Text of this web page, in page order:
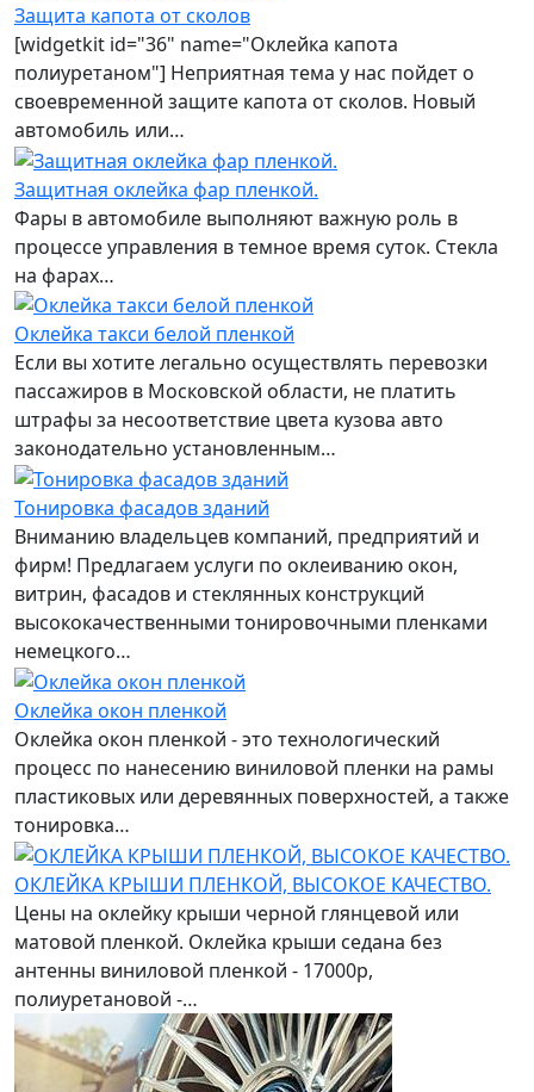
Защита капота от сколов
[widgetkit id="36" name="Оклейка капота
полиуретаном"] Неприятная тема у нас пойдет о
своевременной защите капота от сколов. Новый
автомобиль или…
Защитная оклейка фар пленкой.
Фары в автомобиле выполняют важную роль в
процессе управления в темное время суток. Стекла
на фарах…
Оклейка такси белой пленкой
Если вы хотите легально осуществлять перевозки
пассажиров в Московской области, не платить
штрафы за несоответствие цвета кузова авто
законодательно установленным…
Тонировка фасадов зданий
Вниманию владельцев компаний, предприятий и
фирм! Предлагаем услуги по оклеиванию окон,
витрин, фасадов и стеклянных конструкций
высококачественными тонировочными пленками
немецкого…
Оклейка окон пленкой
Оклейка окон пленкой - это технологический
процесс по нанесению виниловой пленки на рамы
пластиковых или деревянных поверхностей, а также
тонировка…
ОКЛЕЙКА КРЫШИ ПЛЕНКОЙ, ВЫСОКОЕ КАЧЕСТВО.
Цены на оклейку крыши черной глянцевой или
матовой пленкой. Оклейка крыши седана без
антенны виниловой пленкой - 17000р,
полиуретановой -…